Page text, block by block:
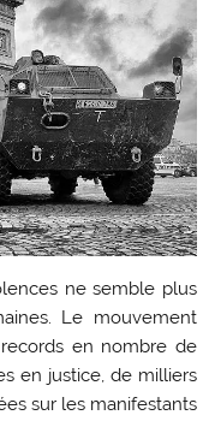
ne semble plus
Le mouvement
en nombre de
en justice, de milliers
sur les manifestants